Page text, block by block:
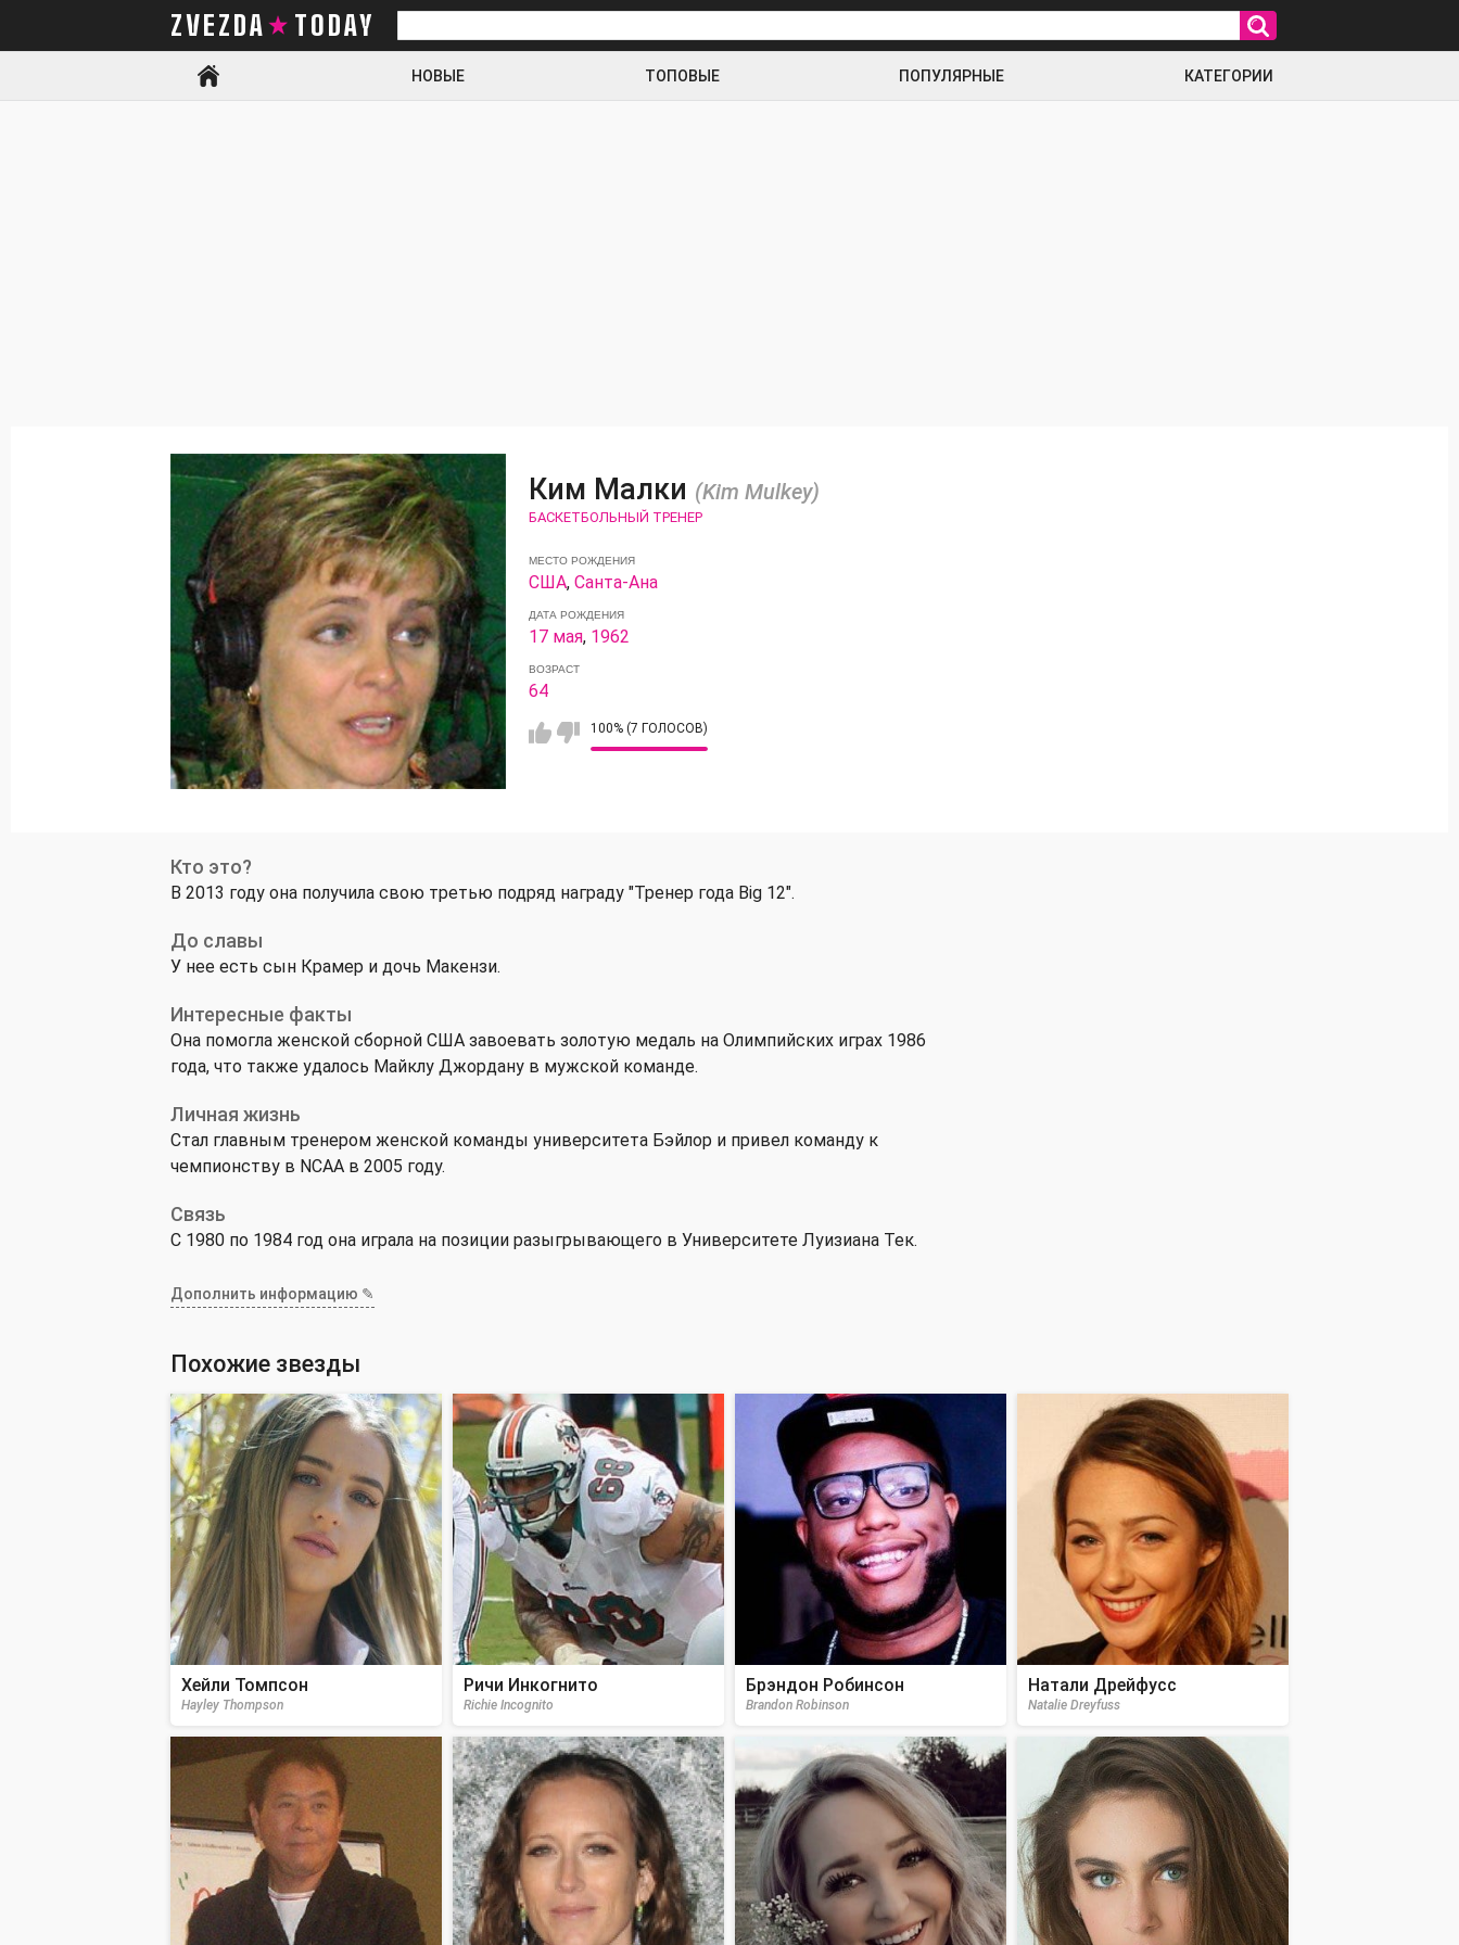
ZVEZDA TODAY
Искать
НОВЫЕ ТОПОВЫЕ ПОПУЛЯРНЫЕ КАТЕГОРИИ
Ким Малки (Kim Mulkey)
БАСКЕТБОЛЬНЫЙ ТРЕНЕР
МЕСТО РОЖДЕНИЯ
США, Санта-Ана
ДАТА РОЖДЕНИЯ
17 мая, 1962
ВОЗРАСТ
64
100% (7 ГОЛОСОВ)
Кто это?
В 2013 году она получила свою третью подряд награду "Тренер года Big 12".
До славы
У нее есть сын Крамер и дочь Макензи.
Интересные факты
Она помогла женской сборной США завоевать золотую медаль на Олимпийских играх 1986
года, что также удалось Майклу Джордану в мужской команде.
Личная жизнь
Стал главным тренером женской команды университета Бэйлор и привел команду к
чемпионству в NCAA в 2005 году.
Связь
С 1980 по 1984 год она играла на позиции разыгрывающего в Университете Луизиана Тек.
Дополнить информацию ✎
Похожие звезды
Хейли Томпсон
Hayley Thompson
Ричи Инкогнито
Richie Incognito
Брэндон Робинсон
Brandon Robinson
Натали Дрейфусс
Natalie Dreyfuss